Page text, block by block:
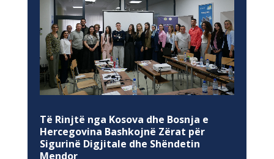
Të Rinjtë nga Kosova dhe Bosnja e
Hercegovina Bashkojnë Zërat për
Sigurinë Digjitale dhe Shëndetin
Mendor